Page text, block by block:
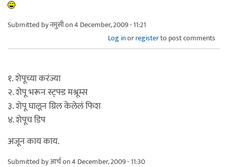
Submitted byनमुसीon 4 December, 2009 - 11:21
Log inorregisterto post comments
१. शेपूच्या करंज्या
२. शेपू भरून स्ट्फ्ड मश्रूम्स
३. शेपू घालून ग्रिल केलेलं फिश
४. शेपूच डिप
अजून काय काय.
Submitted byआर्चon 4 December, 2009 - 11:30